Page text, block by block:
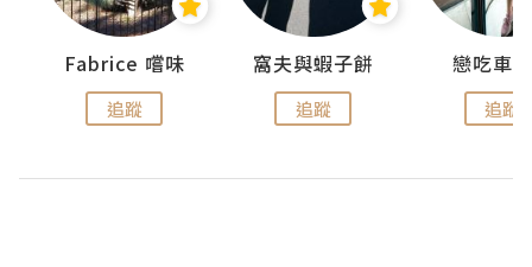
Fabrice 嚐味
追蹤
窩夫與蝦子餅
追蹤
戀吃車
追蹤